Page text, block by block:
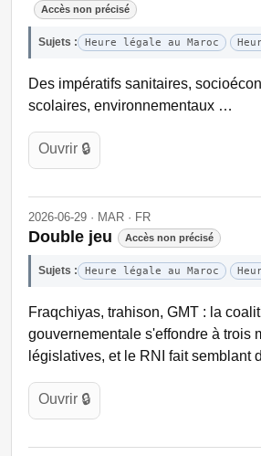
Accès non précisé
Sujets : Heure légale au Maroc
Des impératifs sanitaires,
scolaires, environnementaux …
Ouvrir 🔒
2026-06-29 · MAR · FR
Double jeu Accès non précisé
Sujets : Heure légale au Maroc
Fraqchiyas, trahison, GMT : la
gouvernementale s'effondre à trois
législatives, et le RNI fait semblant
Ouvrir 🔒